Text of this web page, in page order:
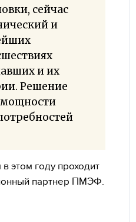
сейчас
и
и их
Решение
мощности
этом году проходит
партнер ПМЭФ.